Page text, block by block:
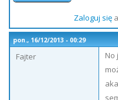
Zaloguj się
pon., 16/12/2013 - 00:29
Fajter
No